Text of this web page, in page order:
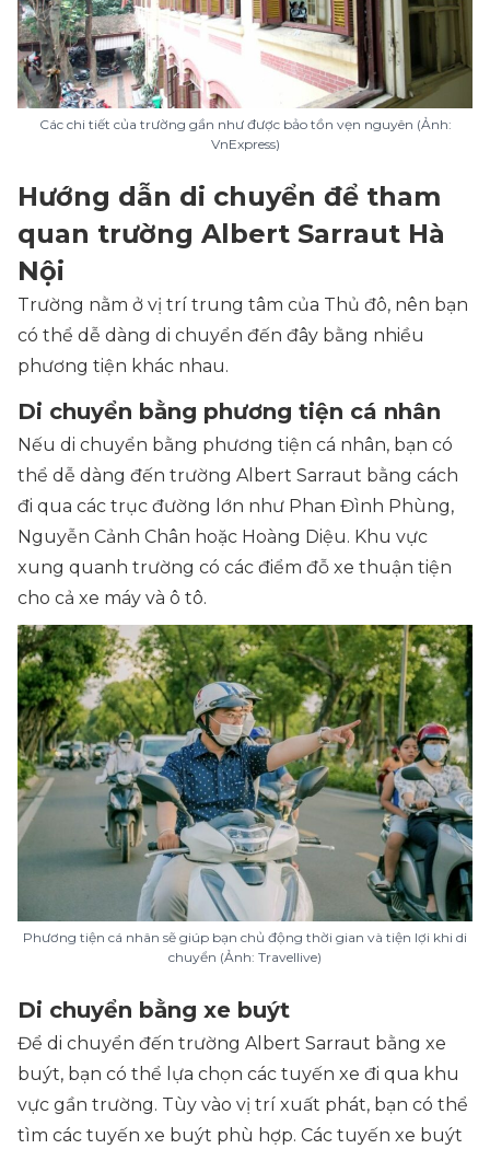
Các chi tiết của trường gần như được bảo tồn vẹn nguyên (Ảnh:
VnExpress)
Hướng dẫn di chuyển để tham
quan trường Albert Sarraut Hà
Nội
Trường nằm ở vị trí trung tâm của Thủ đô, nên bạn
có thể dễ dàng di chuyển đến đây bằng nhiều
phương tiện khác nhau.
Di chuyển bằng phương tiện cá nhân
Nếu di chuyển bằng phương tiện cá nhân, bạn có
thể dễ dàng đến trường Albert Sarraut bằng cách
đi qua các trục đường lớn như Phan Đình Phùng,
Nguyễn Cảnh Chân hoặc Hoàng Diệu. Khu vực
xung quanh trường có các điểm đỗ xe thuận tiện
cho cả xe máy và ô tô.
Phương tiện cá nhân sẽ giúp bạn chủ động thời gian và tiện lợi khi di
chuyển (Ảnh: Travellive)
Di chuyển bằng xe buýt
Để di chuyển đến trường Albert Sarraut bằng xe
buýt, bạn có thể lựa chọn các tuyến xe đi qua khu
vực gần trường. Tùy vào vị trí xuất phát, bạn có thể
tìm các tuyến xe buýt phù hợp. Các tuyến xe buýt